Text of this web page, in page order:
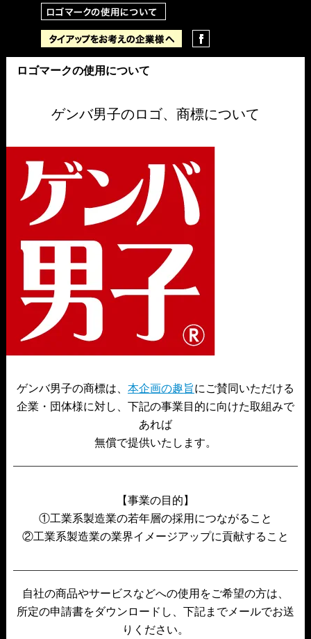
ロゴマークの使用について
ゲンバ男子のロゴ、商標について
ゲンバ男子の商標は、 本企画の趣旨にご賛同いただける
企業・団体様に対し、下記の事業目的に向けた取組みで
あれば
無償で提供いたします。
【事業の目的】
①工業系製造業の若年層の採用につながること
②工業系製造業の業界イメージアップに貢献すること
自社の商品やサービスなどへの使用をご希望の方は、
所定の申請書をダウンロードし、下記までメールでお送
りください。